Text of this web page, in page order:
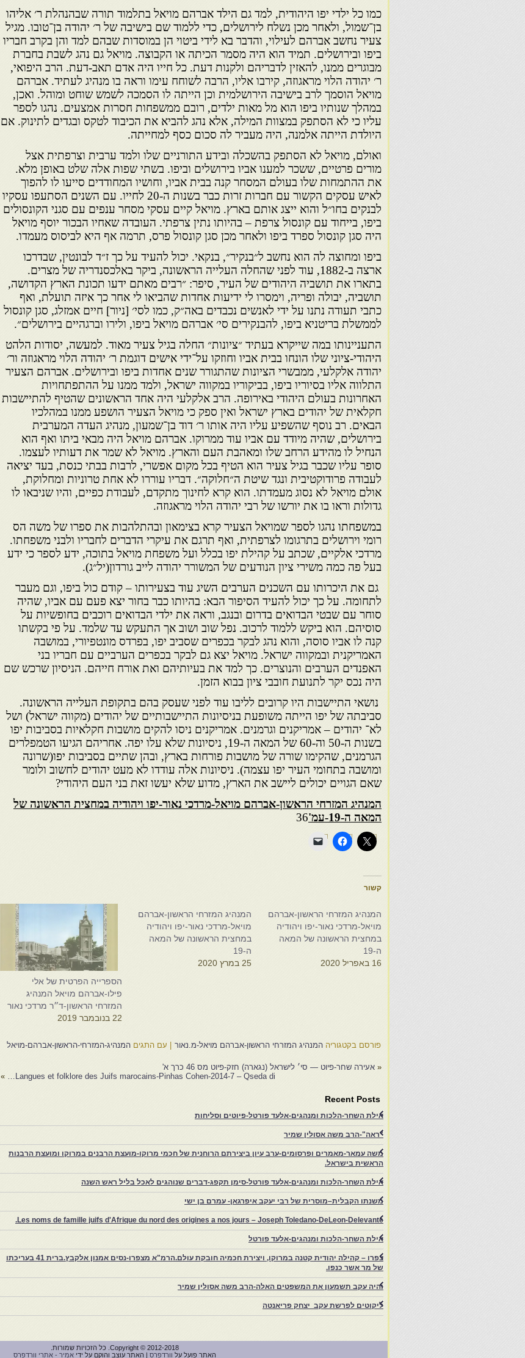
כמו כל ילדי יפו היהודית, למד גם הילד אברהם מויאל בתלמוד תורה שבהנהלת ר׳ אליהו
בן־שמול, ולאחר מכן נשלח לירושלים, כדי ללמוד שם בישיבה של ר׳ יהודה בן־טובו. מגיל
צעיר נחשב אברהם לעילוי, והדבר בא לידי ביטוי הן במוסדות שבהם למד והן בקרב חבריו
ביפו ובירושלים. תמיד הוא היה מסמר הכיתה או הקבוצה. מויאל גם נהג לשבת בחברת
מבוגרים ממנו, להאזין לדבריהם ולקנות דעת. כל חייו היה אדם תאב-דעת. הרב היפואי,
ר׳ יהודה הלוי מראגוזה, קירבו אליו, הרבה לשוחח עימו וראה בו מנהיג לעתיד. אברהם
מויאל הוסמך לרב בישיבה הירושלמית וכן הייתה לו הסמכה לשמש שוחט ומוהל. ואכן,
במהלך שנותיו ביפו הוא מל מאות ילדים, רובם ממשפחות חסרות אמצעים. נהגו לספר
עליו כי לא הסתפק במצוות המילה, אלא נהג להביא את הכיבוד לטקס ובגדים לתינוק. אם
היולדת הייתה אלמנה, היה מעביר לה סכום כסף למחייתה.
ואולם, מויאל לא הסתפק בהשכלה ובידע התורניים שלו ולמד ערבית וצרפתית אצל
מורים פרטיים, ששכר למענו אביו בירושלים וביפו. בשתי שפות אלה שלט באופן מלא.
את ההתמחות שלו בעולם המסחר קנה בבית אביו, וחושיו המחודדים סייעו לו להפוך
לאיש עסקים הקשור עם חברות זרות כבר בשנות ה-20 לחייו. עם השנים הסתעפו עסקיו
לבנקים בחו״ל והוא ייצג אותם בארץ. מויאל קיים עסקי מסחר ענפים עם סגני הקונסולים
ביפו, בייחוד עם קונסול צרפת – בהיותו נתין צרפתי. העובדה שאחיו הבכור יוסף מויאל
היה סגן קונסול ספרד ביפו ולאחר מכן סגן קונסול פרס, תרמה אף היא לביסוס מעמדו.
ביפו ומחוצה לה הוא נחשב ל״בנקיר״, בנקאי. יכול להעיד על כך ז״ד לבונטין, שבדרכו
ארצה ב-1882, עוד לפני שהחלה העלייה הראשונה, ביקר באלכסנדריה של מצרים.
בתארו את תושביה היהודים של העיר, סיפר: ״רבים מאתם ידעו תכונת הארץ הקדושה,
תושביה, יבולה ופריה, וימסרו לי ידיעות אחדות שהביאו לי אחר כך איזה תועלת, ואף
כתבי תעודה נתנו על ידי לאנשים נכבדים באה״ק, כמו לסי׳ [ניור] חיים אמזלג, סגן קונסול
לממשלת בריטניא ביפו, להבנקירים סי׳ אברהם מויאל ביפו, ולירו וברגהיים בירושלים״.
התעניינותו במה שייקרא בעתיד ״ציונות״ החלה בגיל צעיר מאוד. למעשה, יסודות הלהט
היהודי-ציוני שלו הונחו בבית אביו וחוזקו על־ידי אישים דוגמת ר׳ יהודה הלוי מראגוזה ור׳
יהודה אלקלעי, ממבשרי הציונות שהתגורר שנים אחדות ביפו ובירושלים. אברהם הצעיר
התלווה אליו בסיוריו ביפו, בביקוריו במקווה ישראל, ולמד ממנו על ההתפתחויות
האחרונות בעולם היהודי באירופה. הרב אלקלעי היה אחד הראשונים שהטיף להתיישבות
חקלאית של יהודים בארץ ישראל ואין ספק כי מויאל הצעיר הושפע ממנו במהלכיו
הבאים. רב נוסף שהשפיע עליו היה אותו ר׳ דוד בן־שמעון, מנהיג העדה המערבית
בירושלים, שהיה מיודד עם אביו עוד ממרוקו. אברהם מויאל היה מבאי ביתו ואף הוא
הנחיל לו מהידע הרחב שלו ומאהבת העם והארץ. מויאל לא שמר את דעותיו לעצמו.
סופר עליו שכבר בגיל צעיר הוא הטיף בכל מקום אפשרי, לרבות בבתי כנסת, בעד יציאה
לעבודה פרודוקטיבית ונגד שיטת ה״חלוקה״. דבריו עוררו לא אחת טרוניות ומחלוקת,
אולם מויאל לא נסוג מעמדתו. הוא קרא לחינוך מתקדם, לעבודת כפיים, והיו שניבאו לו
גדולות וראו בו את יורשו של רבי יהודה הלוי מראגוזה.
במשפחתו נהגו לספר שמויאל הצעיר קרא בצימאון ובהתלהבות את ספרו של משה הס
רומי וירושלים בתרגומו לצרפתית, ואף תרגם את עיקרי הדברים לחבריו ולבני משפחתו.
מרדכי אלקיים, שכתב על קהילת יפו בכלל ועל משפחת מויאל בתוכה, ידע לספר כי ידע
בעל פה כמה משירי ציון הנודעים של המשורר יהודה לייב גורדון(יל״ג).
גם את היכרותו עם השכנים הערבים השיג עוד בצעירותו – קודם כול ביפו, וגם מעבר
לתחומה. על כך יכול להעיד הסיפור הבא: בהיותו כבר בחור יצא פעם עם אביו, שהיה
סוחר עם שבטי הבדואים בדרום ובנגב, וראה את ילדי הבדואים רוכבים בחופשיות על
סוסיהם. הוא ביקש ללמוד לרכוב. נפל שוב ושוב אך התעקש עד שלמד. על פי בקשתו
קנה לו אביו סוסה, והוא נהג לבקר בכפרים שסביב יפו, בפרדס מונטפיורי, במושבה
האמריקנית ובמקווה ישראל. מויאל יצא גם לבקר בכפרים הערביים עם חבריו בני
האפנדים הערבים והנוצרים. כך למד את בעיותיהם ואת אורח חייהם. הניסיון שרכש שם
היה נכס יקר לתנועת חובבי ציון בבוא הזמן.
נושאי התיישבות היו קרובים לליבו עוד לפני שעסק בהם בתקופת העלייה הראשונה.
סביבתה של יפו הייתה משופעת בניסיונות התיישבותיים של יהודים (מקווה ישראל) ושל
לא־ יהודים – אמריקנים וגרמנים. אמריקנים ניסו להקים מושבות חקלאיות בסביבות יפו
בשנות ה-50 וה-60 של המאה ה-19, ניסיונות שלא עלו יפה. אחריהם הגיעו הטמפלרים
הגרמנים, שהקימו שורה של מושבות פורחות בארץ, ובהן שתיים בסביבות יפו(שרונה
ומושבה בתחומי העיר יפו עצמה). ניסיונות אלה עודדו לא מעט יהודים לחשוב ולומר
שאם הגויים יכולים ליישב את הארץ, מדוע שלא יעשו זאת בני העם היהודי?
המנהיג המזרחי הראשון-אברהם מויאל-מרדכי נאור-יפו ויהודיה במחצית הראשונה של
המאה ה-19- עמ'36
קשור
המנהיג המזרחי הראשון-אברהם
מויאל-מרדכי נאור-יפו ויהודיה
במחצית הראשונה של המאה
ה-19
16 באפריל 2020
המנהיג המזרחי הראשון-אברהם
מויאל-מרדכי נאור-יפו ויהודיה
במחצית הראשונה של המאה
ה-19
25 במרץ 2020
הספרייה הפרטית של אלי
פילו-אברהם מויאל המנהיג
המזרחי הראשון-ד״ר מרדכי נאור
22 בנובמבר 2019
פורסם בקטגוריה המנהיג המזרחי הראשון-אברהם מויאל-מ.נאור עם התגים המנהיג-המזרחי-הראשון-אברהם-מויאל
« אעירה שחר-פיוט — סי׳ לישראל (נגארה) חזק-פיוט מס 46 כרך א'
Langues et folklore des Juifs marocains-Pinhas Cohen-2014-7 – Qseda di…
»
Recent Posts
אילת השחר-הלכות ומנהגים-אלעד פורטל-פיוטים וסליחות
"ראה"-הרב משה אסולין שמיר
משה עמאר-מאמרים ופרסומים-ערב עיון ביצירתם הרוחנית של חכמי מרוקו-מועצת הרבנים במרוקו ומועצת הרבנות
הראשית בישראל.
אילת השחר-הלכות ומנהגים-אלעד פורטל-סימן תקפג-דברים שנוהגים לאכל בליל ראש השנה
משנתו הקבלית–מוסרית של רבי יעקב איפרגאן- עמרם בן ישי
Les noms de famille juifs d'Afrique du nord des origines a nos jours – Joseph Toledano-DeLeon-Delevante.
אילת השחר-הלכות ומנהגים-אלעד פורטל
צפרו – קהילה יהודית קטנה במרוקו, ויצירת חכמיה חובקת עולם.הרמ"א מצפרו-נסים אמנון אלקבץ.ברית 41 בעריכתו
של מר אשר כנפו.
והיה עקב תשמעון את המשפטים האלה-הרב משה אסולין שמיר
ליקוטים לפרשת עקב יצחק פריאנטה
Copyright © 2012-2018. כל הזכויות שמורות.
האתר פועל על וורדפרס | האתר עוצב והוקם על ידי אמיר - אתרי וורדפרס